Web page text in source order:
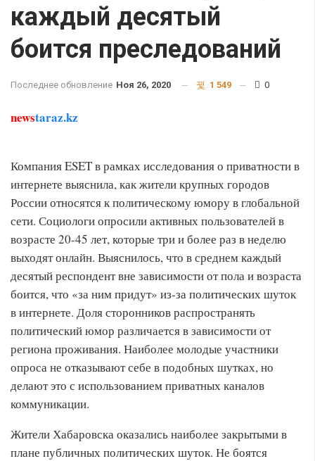
каждый десятый
боится преследований
Последнее обновление Ноя 26, 2020 1 549 0
newstaraz.kz
Компания ESET в рамках исследования о приватности в
интернете выяснила, как жители крупных городов
России относятся к политическому юмору в глобальной
сети. Социологи опросили активных пользователей в
возрасте 20-45 лет, которые три и более раз в неделю
выходят онлайн. Выяснилось, что в среднем каждый
десятый респондент вне зависимости от пола и возраста
боится, что «за ним придут» из-за политических шуток
в интернете. Доля сторонников распространять
политический юмор различается в зависимости от
региона проживания. Наиболее молодые участники
опроса не отказывают себе в подобных шутках, но
делают это с использованием приватных каналов
коммуникации.
Жители Хабаровска оказались наиболее закрытыми в
плане публичных политических шуток. Не боятся